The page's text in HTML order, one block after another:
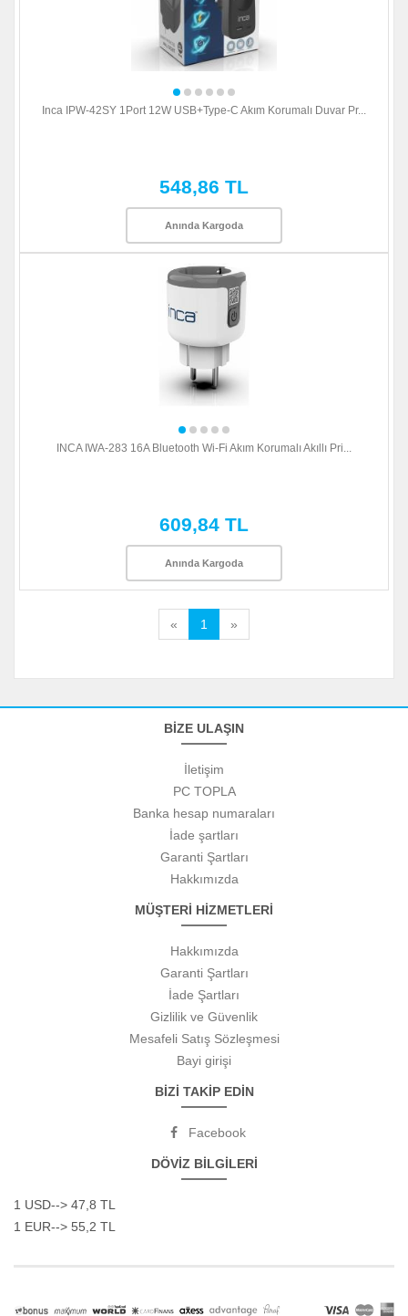
Inca IPW-42SY 1Port 12W USB+Type-C Akım Korumalı Duvar Pr...
548,86 TL
Anında Kargoda
INCA IWA-283 16A Bluetooth Wi-Fi Akım Korumalı Akıllı Pri...
609,84 TL
Anında Kargoda
« 1 »
BİZE ULAŞIN
İletişim
PC TOPLA
Banka hesap numaraları
İade şartları
Garanti Şartları
Hakkımızda
MÜŞTERİ HİZMETLERİ
Hakkımızda
Garanti Şartları
İade Şartları
Gizlilik ve Güvenlik
Mesafeli Satış Sözleşmesi
Bayi girişi
BİZİ TAKİP EDİN
Facebook
DÖVİZ BİLGİLERİ
1 USD--> 47,8 TL
1 EUR--> 55,2 TL